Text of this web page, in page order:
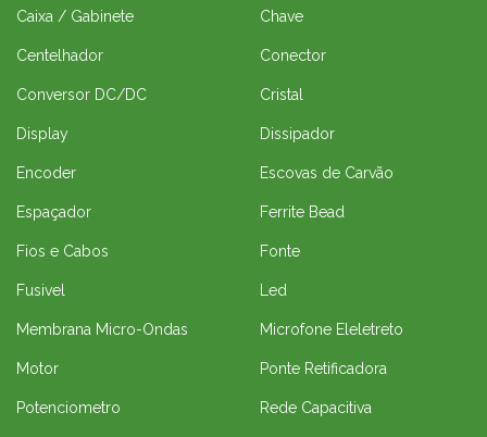
Caixa / Gabinete Chave
Centelhador Conector
Conversor DC/DC Cristal
Display Dissipador
Encoder Escovas de Carvão
Espaçador Ferrite Bead
Fios e Cabos Fonte
Fusivel Led
Membrana Micro-Ondas Microfone Eleletreto
Motor Ponte Retificadora
Potenciometro Rede Capacitiva